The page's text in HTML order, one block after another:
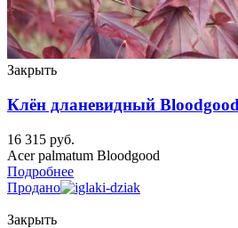
Закрыть
Клён дланевидный
16 315 руб.
Acer palmatum Bloodgood
Подробнее
Продано
Закрыть